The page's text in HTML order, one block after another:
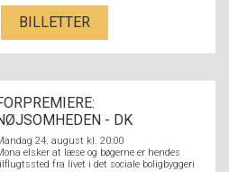
og deres tur forvandles til et fuldstændigt
BILLETTER
- DK
24. august kl. 20:00
elsker at læse og bøgerne er hendes
fra livet i det sociale boligbyggeri